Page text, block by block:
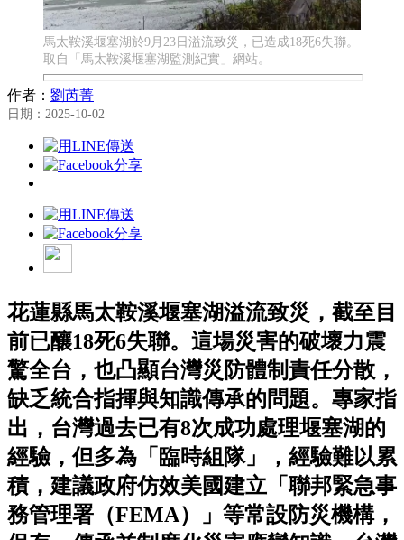
馬太鞍溪堰塞湖於9月23日溢流致災，已造成18死6失聯。
取自「馬太鞍溪堰塞湖監測紀實」網站。
作者： 劉芮菁
日期：2025-10-02
花蓮縣馬太鞍溪堰塞湖溢流致災，截至目
前已釀18死6失聯。這場災害的破壞力震
驚全台，也凸顯台灣災防體制責任分散，
缺乏統合指揮與知識傳承的問題。專家指
出，台灣過去已有8次成功處理堰塞湖的
經驗，但多為「臨時組隊」，經驗難以累
積，建議政府仿效美國建立「聯邦緊急事
務管理署（FEMA）」等常設防災機構，